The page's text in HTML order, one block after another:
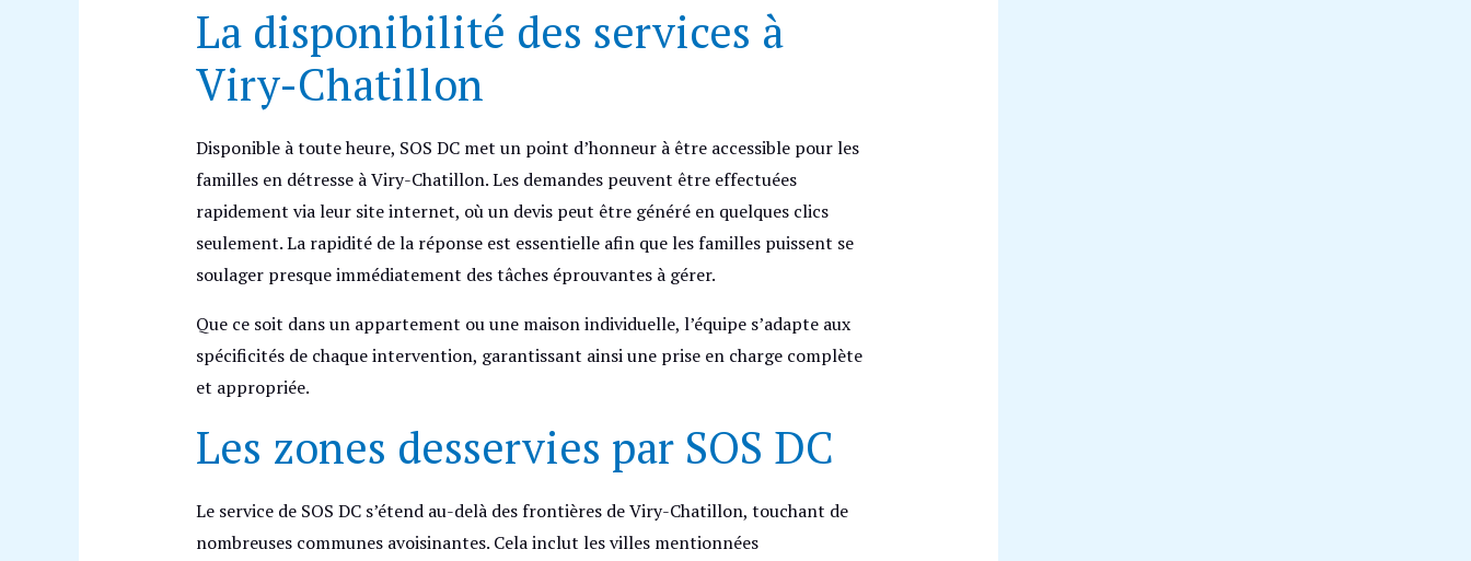
La disponibilité des services à
Viry-Chatillon
Disponible à toute heure, SOS DC met un point d’honneur à être accessible pour les
familles en détresse à Viry-Chatillon. Les demandes peuvent être effectuées
rapidement via leur site internet, où un devis peut être généré en quelques clics
seulement. La rapidité de la réponse est essentielle afin que les familles puissent se
soulager presque immédiatement des tâches éprouvantes à gérer.
Que ce soit dans un appartement ou une maison individuelle, l’équipe s’adapte aux
spécificités de chaque intervention, garantissant ainsi une prise en charge complète
et appropriée.
Les zones desservies par SOS DC
Le service de SOS DC s’étend au-delà des frontières de Viry-Chatillon, touchant de
nombreuses communes avoisinantes. Cela inclut les villes mentionnées